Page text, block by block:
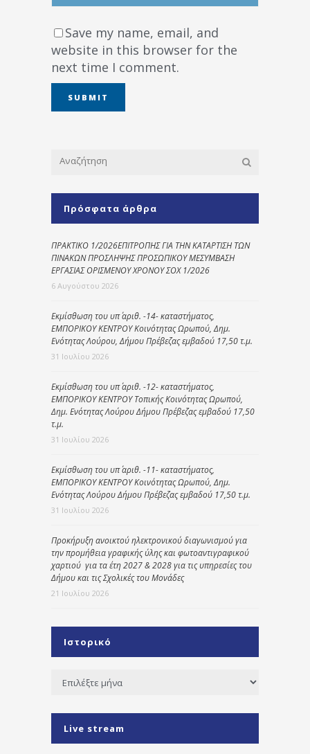
Save my name, email, and
website in this browser for the
next time I comment.
Πρόσφατα άρθρα
ΠΡΑΚΤΙΚΟ 1/2026ΕΠΙΤΡΟΠΗΣ ΓΙΑ ΤΗΝ ΚΑΤΑΡΤΙΣΗ ΤΩΝ
ΠΙΝΑΚΩΝ ΠΡΟΣΛΗΨΗΣ ΠΡΟΣΩΠΙΚΟΥ ΜΕΣΥΜΒΑΣΗ
ΕΡΓΑΣΙΑΣ ΟΡΙΣΜΕΝΟΥ ΧΡΟΝΟΥ ΣΟΧ 1/2026
6 Αυγούστου 2026
Εκμίσθωση του υπ΄ αριθ. -14- καταστήματος,
ΕΜΠΟΡΙΚΟΥ ΚΕΝΤΡΟΥ Κοινότητας Ωρωπού, Δημ.
Ενότητας Λούρου, Δήμου Πρέβεζας εμβαδού 17,50 τ.μ.
31 Ιουλίου 2026
Εκμίσθωση του υπ΄ αριθ. -12- καταστήματος,
ΕΜΠΟΡΙΚΟΥ ΚΕΝΤΡΟΥ Τοπικής Κοινότητας Ωρωπού,
Δημ. Ενότητας Λούρου Δήμου Πρέβεζας εμβαδού 17,50
τ.μ.
31 Ιουλίου 2026
Εκμίσθωση του υπ΄ αριθ. -11- καταστήματος,
ΕΜΠΟΡΙΚΟΥ ΚΕΝΤΡΟΥ Κοινότητας Ωρωπού, Δημ.
Ενότητας Λούρου Δήμου Πρέβεζας εμβαδού 17,50 τ.μ.
31 Ιουλίου 2026
Προκήρυξη ανοικτού ηλεκτρονικού διαγωνισμού για
την προμήθεια γραφικής ύλης και φωτοαντιγραφικού
χαρτιού για τα έτη 2027 & 2028 για τις υπηρεσίες του
Δήμου και τις Σχολικές του Μονάδες
21 Ιουλίου 2026
Ιστορικό
Ιστορικό
Live stream